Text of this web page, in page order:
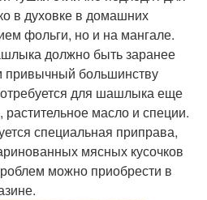
в духовке в домашних
фольги, но и на мангале.
должно быть заранее
привычный большинству
для шашлыка еще
растительное масло и специи.
специальная приправа,
мясных кусочков
можно приобрести в